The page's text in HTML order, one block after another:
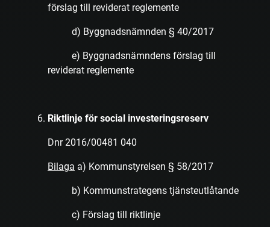
förslag till reviderat reglemente
d) Byggnadsnämnden § 40/2017
e) Byggnadsnämndens förslag till
reviderat reglemente
Riktlinje för social investeringsreserv
Dnr 2016/00481 040
Bilaga a) Kommunstyrelsen § 58/2017
b) Kommunstrategens tjänsteutlåtande
c) Förslag till riktlinje